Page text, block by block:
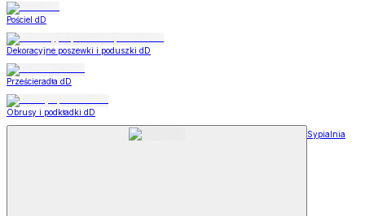
Pościel dD
Dekoracyjne poszewki i poduszki dD
Prześcieradła dD
Obrusy i podkładki dD
Sypialnia